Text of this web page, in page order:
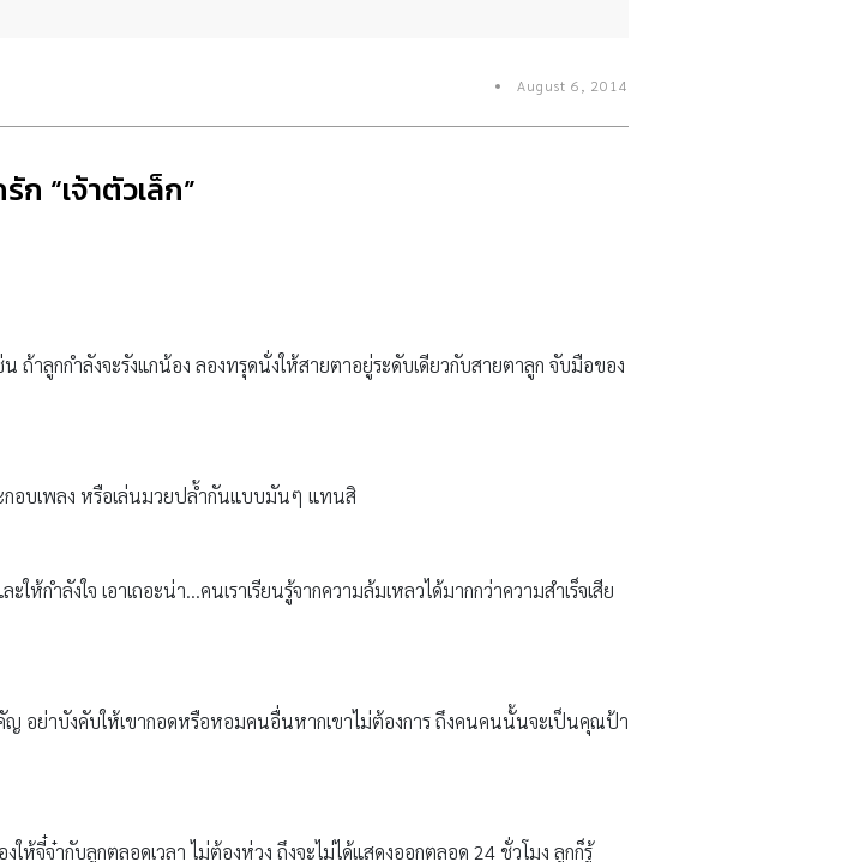
August 6, 2014
ก “เจ้าตัวเล็ก”
าลูกกำลังจะรังแกน้อง ลองทรุดนั่งให้สายตาอยู่ระดับเดียวกับสายตาลูก จับมือของ
กอบเพลง หรือเล่นมวยปล้ำกันแบบมันๆ แทนสิ
ำลังใจ เอาเถอะน่า…คนเราเรียนรู้จากความล้มเหลวได้มากกว่าความสำเร็จเสีย
อย่าบังคับให้เขากอดหรือหอมคนอื่นหากเขาไม่ต้องการ ถึงคนคนนั้นจะเป็นคุณป้า
ห้จี๋จ๋ากับลูกตลอดเวลา ไม่ต้องห่วง ถึงจะไม่ได้แสดงออกตลอด 24 ชั่วโมง ลูกก็รู้